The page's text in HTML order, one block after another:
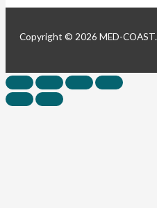
Copyright © 2026 MED-COAST.